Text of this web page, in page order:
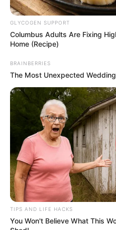
Posted
in
Friss hírek
Krausz Gábor
séfje műsorból
GLYCOGEN SUPPORT
Columbus Adults Are Fixing
Home (Recipe)
BRAINBERRIES
The Most Unexpected
TIPS AND LIFE HACKS
You Won't Believe What This